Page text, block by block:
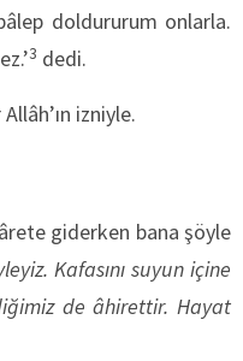
doldururum onlarla.
3 dedi.
izniyle.
giderken bana şöyle
Kafasını suyun içine
de âhirettir. Hayat